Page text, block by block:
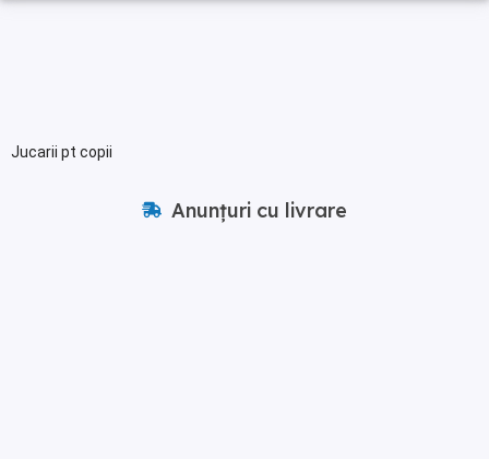
Jucarii pt copii
Anunțuri cu livrare